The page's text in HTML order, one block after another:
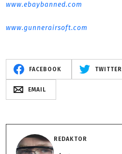
www.ebaybanned.com
www.gunnerairsoft.com
FACEBOOK TWITTER
EMAIL
REDAKTOR